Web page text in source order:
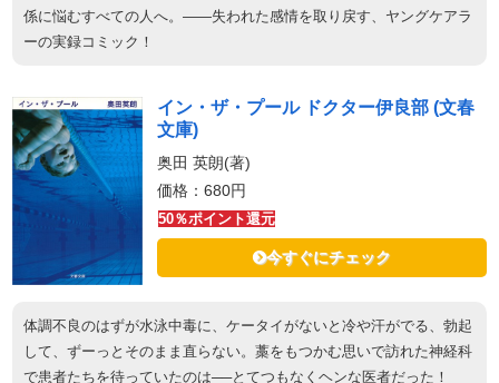
係に悩むすべての人へ。――失われた感情を取り戻す、ヤングケアラ
ーの実録コミック！
イン・ザ・プール ドクター伊良部 (文春
文庫)
奥田 英朗(著)
価格：680円
50％ポイント還元
今すぐにチェック
体調不良のはずが水泳中毒に、ケータイがないと冷や汗がでる、勃起
して、ずーっとそのまま直らない。藁をもつかむ思いで訪れた神経科
で患者たちを待っていたのは──とてつもなくヘンな医者だった！